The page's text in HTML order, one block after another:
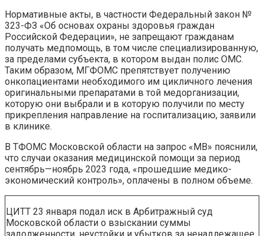
Нормативные акты, в частности Федеральный закон №
323-ФЗ «Об основах охраны здоровья граждан
Российской Федерации», не запрещают гражданам
получать медпомощь, в том числе специализированную,
за пределами субъекта, в котором выдан полис ОМС.
Таким образом, МГФОМС препятствует получению
онкопациентами необходимого им цикличного лечения
оригинальными препаратами в той медорганизации,
которую они выбрали и в которую получили по месту
прикрепления направление на госпитализацию, заявили
в клинике.
В ТФОМС Московской области на запрос «МВ» пояснили,
что случаи оказания медицинской помощи за период
сентябрь—ноябрь 2023 года, «прошедшие медико-
экономический контроль», оплачены в полном объеме.
ЦИТТ 23 января подал иск в Арбитражный суд
Московской области о взыскании суммы